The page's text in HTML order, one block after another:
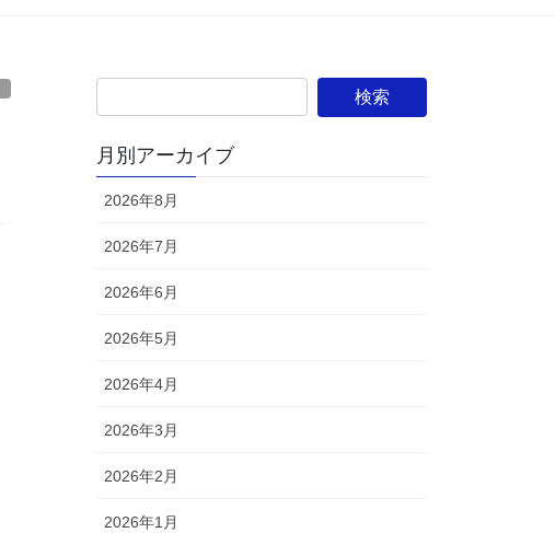
月別アーカイブ
2026年8月
2026年7月
2026年6月
2026年5月
2026年4月
2026年3月
2026年2月
2026年1月